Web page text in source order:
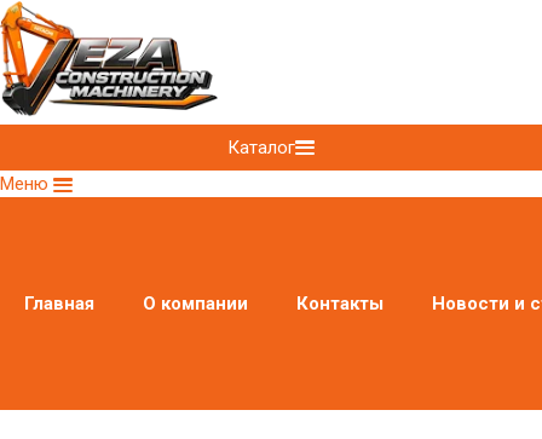
Каталог
Меню
Главная О компании Контакты Новости и